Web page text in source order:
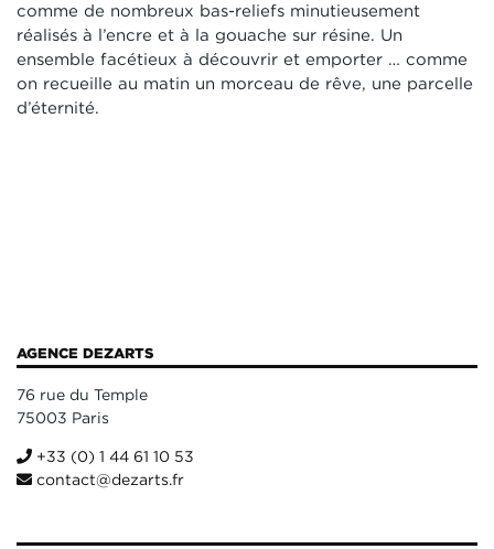
comme de nombreux bas-reliefs minutieusement
réalisés à l’encre et à la gouache sur résine. Un
ensemble facétieux à découvrir et emporter … comme
on recueille au matin un morceau de rêve, une parcelle
d’éternité.
AGENCE DEZARTS
76 rue du Temple
75003 Paris
+33 (0) 1 44 61 10 53
contact@dezarts.fr